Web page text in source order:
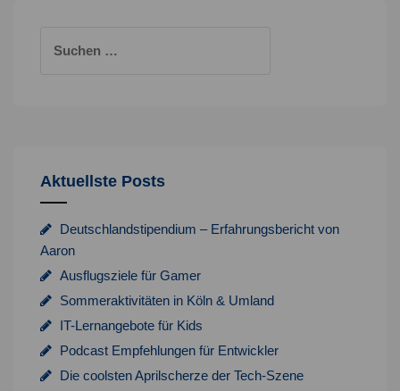
natürlich
nach:
Aktuellste Posts
Deutschlandstipendium – Erfahrungsbericht von
Aaron
Ausflugsziele für Gamer
Sommeraktivitäten in Köln & Umland
IT-Lernangebote für Kids
Podcast Empfehlungen für Entwickler
Die coolsten Aprilscherze der Tech-Szene